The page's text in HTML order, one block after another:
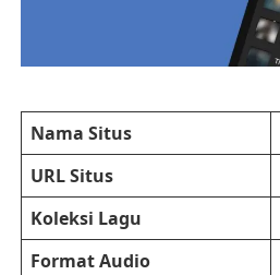
Nama Situs
URL Situs
Koleksi Lagu
Format Audio